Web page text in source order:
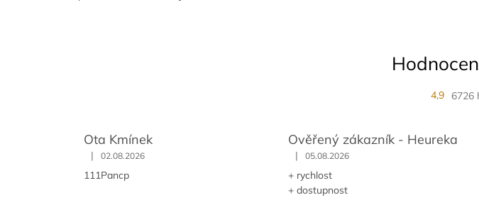
4,9 6726
Ota Kmínek
| 02.08.2026
111Pancp
Ověřený zákazník - Heureka
| 05.08.2026
+ rychlost
+ dostupnost